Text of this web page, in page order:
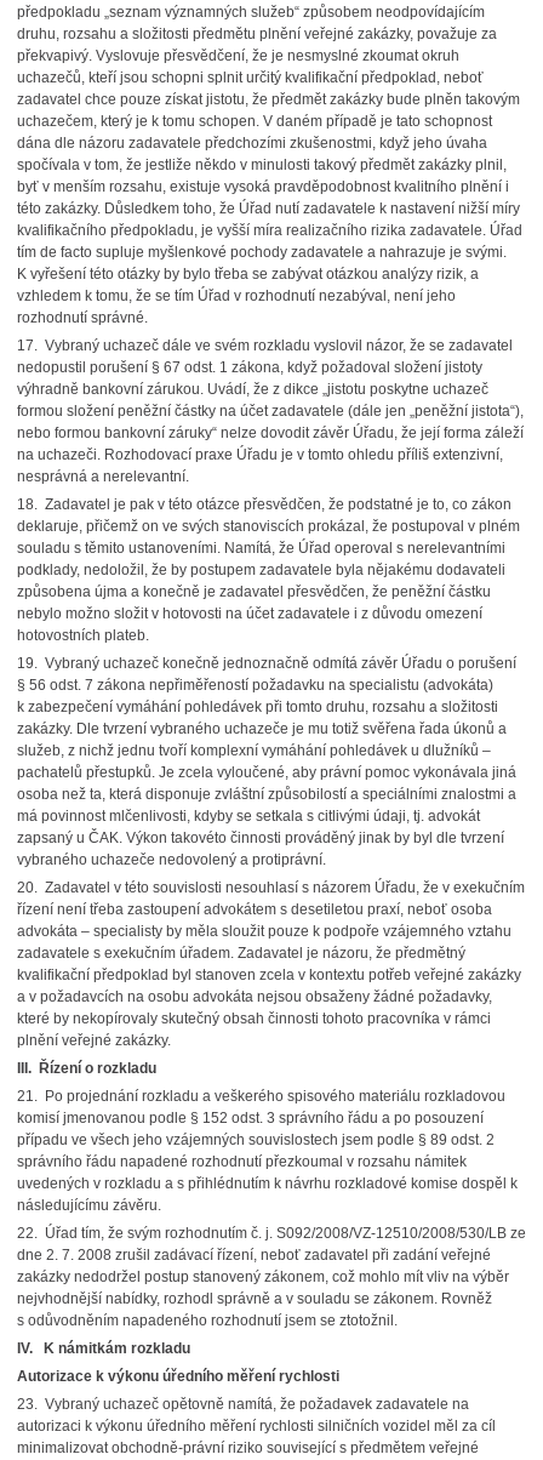
předpokladu „seznam významných služeb“ způsobem neodpovídajícím
druhu, rozsahu a složitosti předmětu plnění veřejné zakázky, považuje za
překvapivý. Vyslovuje přesvědčení, že je nesmyslné zkoumat okruh
uchazečů, kteří jsou schopni splnit určitý kvalifikační předpoklad, neboť
zadavatel chce pouze získat jistotu, že předmět zakázky bude plněn takovým
uchazečem, který je k tomu schopen. V daném případě je tato schopnost
dána dle názoru zadavatele předchozími zkušenostmi, když jeho úvaha
spočívala v tom, že jestliže někdo v minulosti takový předmět zakázky plnil,
byť v menším rozsahu, existuje vysoká pravděpodobnost kvalitního plnění i
této zakázky. Důsledkem toho, že Úřad nutí zadavatele k nastavení nižší míry
kvalifikačního předpokladu, je vyšší míra realizačního rizika zadavatele. Úřad
tím de facto supluje myšlenkové pochody zadavatele a nahrazuje je svými.
K vyřešení této otázky by bylo třeba se zabývat otázkou analýzy rizik, a
vzhledem k tomu, že se tím Úřad v rozhodnutí nezabýval, není jeho
rozhodnutí správné.
17. Vybraný uchazeč dále ve svém rozkladu vyslovil názor, že se zadavatel
nedopustil porušení § 67 odst. 1 zákona, když požadoval složení jistoty
výhradně bankovní zárukou. Uvádí, že z dikce „jistotu poskytne uchazeč
formou složení peněžní částky na účet zadavatele (dále jen „peněžní jistota“),
nebo formou bankovní záruky“ nelze dovodit závěr Úřadu, že její forma záleží
na uchazeči. Rozhodovací praxe Úřadu je v tomto ohledu příliš extenzivní,
nesprávná a nerelevantní.
18. Zadavatel je pak v této otázce přesvědčen, že podstatné je to, co zákon
deklaruje, přičemž on ve svých stanoviscích prokázal, že postupoval v plném
souladu s těmito ustanoveními. Namítá, že Úřad operoval s nerelevantními
podklady, nedoložil, že by postupem zadavatele byla nějakému dodavateli
způsobena újma a konečně je zadavatel přesvědčen, že peněžní částku
nebylo možno složit v hotovosti na účet zadavatele i z důvodu omezení
hotovostních plateb.
19. Vybraný uchazeč konečně jednoznačně odmítá závěr Úřadu o porušení
§ 56 odst. 7 zákona nepřiměřeností požadavku na specialistu (advokáta)
k zabezpečení vymáhání pohledávek při tomto druhu, rozsahu a složitosti
zakázky. Dle tvrzení vybraného uchazeče je mu totiž svěřena řada úkonů a
služeb, z nichž jednu tvoří komplexní vymáhání pohledávek u dlužníků –
pachatelů přestupků. Je zcela vyloučené, aby právní pomoc vykonávala jiná
osoba než ta, která disponuje zvláštní způsobilostí a speciálními znalostmi a
má povinnost mlčenlivosti, kdyby se setkala s citlivými údaji, tj. advokát
zapsaný u ČAK. Výkon takovéto činnosti prováděný jinak by byl dle tvrzení
vybraného uchazeče nedovolený a protiprávní.
20. Zadavatel v této souvislosti nesouhlasí s názorem Úřadu, že v exekučním
řízení není třeba zastoupení advokátem s desetiletou praxí, neboť osoba
advokáta – specialisty by měla sloužit pouze k podpoře vzájemného vztahu
zadavatele s exekučním úřadem. Zadavatel je názoru, že předmětný
kvalifikační předpoklad byl stanoven zcela v kontextu potřeb veřejné zakázky
a v požadavcích na osobu advokáta nejsou obsaženy žádné požadavky,
které by nekopírovaly skutečný obsah činnosti tohoto pracovníka v rámci
plnění veřejné zakázky.
III. Řízení o rozkladu
21. Po projednání rozkladu a veškerého spisového materiálu rozkladovou
komisí jmenovanou podle § 152 odst. 3 správního řádu a po posouzení
případu ve všech jeho vzájemných souvislostech jsem podle § 89 odst. 2
správního řádu napadené rozhodnutí přezkoumal v rozsahu námitek
uvedených v rozkladu a s přihlédnutím k návrhu rozkladové komise dospěl k
následujícímu závěru.
22. Úřad tím, že svým rozhodnutím č. j. S092/2008/VZ-12510/2008/530/LB ze
dne 2. 7. 2008 zrušil zadávací řízení, neboť zadavatel při zadání veřejné
zakázky nedodržel postup stanovený zákonem, což mohlo mít vliv na výběr
nejvhodnější nabídky, rozhodl správně a v souladu se zákonem. Rovněž
s odůvodněním napadeného rozhodnutí jsem se ztotožnil.
IV. K námitkám rozkladu
Autorizace k výkonu úředního měření rychlosti
23. Vybraný uchazeč opětovně namítá, že požadavek zadavatele na
autorizaci k výkonu úředního měření rychlosti silničních vozidel měl za cíl
minimalizovat obchodně-právní riziko související s předmětem veřejné